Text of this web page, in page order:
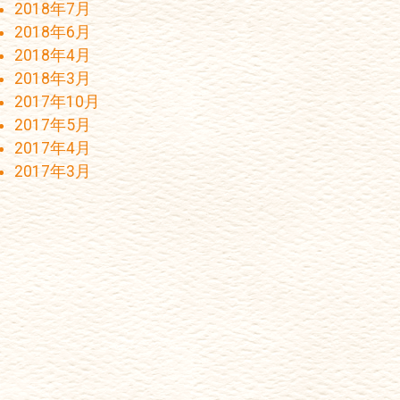
2018年7月
2018年6月
2018年4月
2018年3月
2017年10月
2017年5月
2017年4月
2017年3月